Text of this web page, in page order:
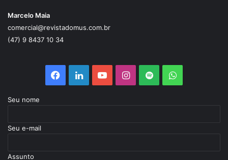
Marcelo Maia
comercial@revistadomus.com.br
(47) 9 8437 10 34
Facebook
LinkedinYouTubeInstagram
SpotifyWhatsApp
Seu nome
Seu e-mail
Assunto